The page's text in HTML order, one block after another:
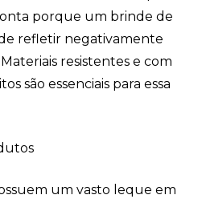
porque um brinde de
refletir negativamente
resistentes e com
são essenciais para essa
um vasto leque em